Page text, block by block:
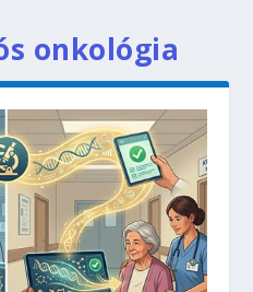
onkológia